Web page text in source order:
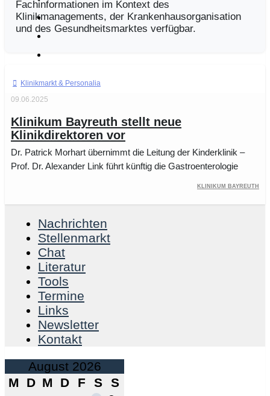
Fachinformationen im Kontext des
Klinikmanagements, der Krankenhausorganisation
und des Gesundheitsmarktes verfügbar.
Klinikmarkt
09.06.2025
Klinikum Bayreuth stellt neue
Klinikdirektoren vor
Dr. Patrick Morhart übernimmt die Leitung der Kinderklinik –
Prof. Dr. Alexander Link führt künftig die Gastroenterologie
Klinikum Bayreuth
Nachrichten
Stellenmarkt
Chat
Literatur
Tools
Termine
Links
Newsletter
Kontakt
August 2026
M
D M D F S S